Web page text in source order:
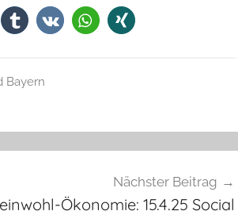
Bayern
Nächster Beitrag
Ökonomie: 15.4.25 Social